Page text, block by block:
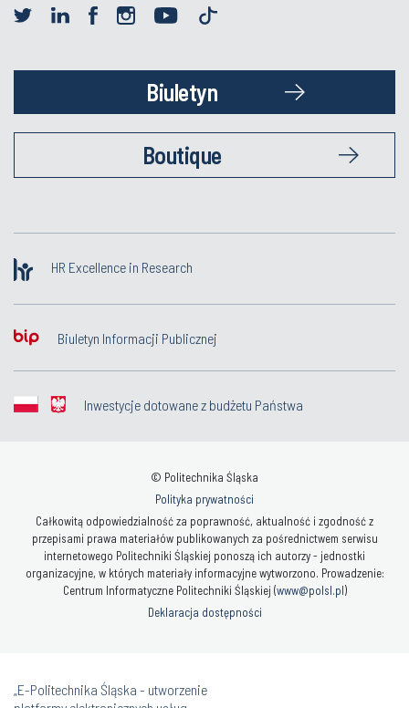
Biuletyn
Boutique
HR Excellence in Research
Biuletyn Informacji Publicznej
Inwestycje dotowane z budżetu Państwa
© Politechnika Śląska
Polityka prywatności
Całkowitą odpowiedzialność za poprawność, aktualność i zgodność z
przepisami prawa materiałów publikowanych za pośrednictwem serwisu
internetowego Politechniki Śląskiej ponoszą ich autorzy - jednostki
organizacyjne, w których materiały informacyjne wytworzono. Prowadzenie:
Centrum Informatyczne Politechniki Śląskiej (www@polsl.pl)
Deklaracja dostępności
„E-Politechnika Śląska - utworzenie